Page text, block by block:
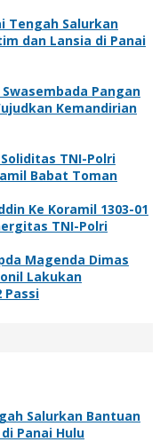
Tengah Salurkan
dan Lansia di Panai
Pangan
Kemandirian
TNI-Polri
Babat Toman
Ke Koramil 1303-01
TNI-Polri
Magenda Dimas
Lakukan
Passi
Salurkan Bantuan
Panai Hulu